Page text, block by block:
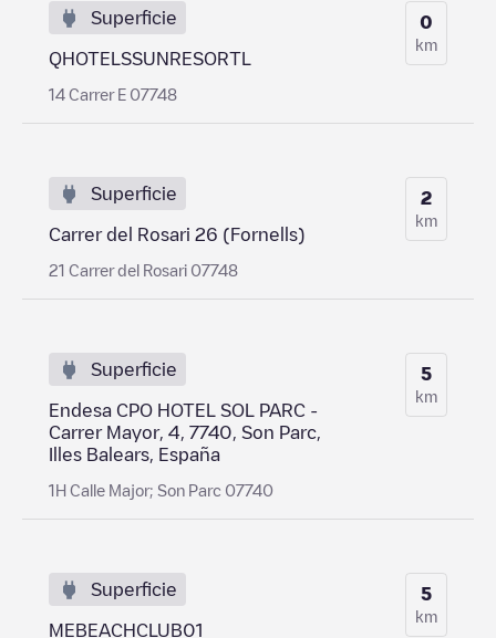
Superficie
QHOTELSSUNRESORTL
14 Carrer E 07748
0
km
Superficie
Carrer del Rosari 26 (Fornells)
21 Carrer del Rosari 07748
2
km
Superficie
Endesa CPO HOTEL SOL PARC -
Carrer Mayor, 4, 7740, Son Parc,
Illes Balears, España
1H Calle Major; Son Parc 07740
5
km
Superficie
MEBEACHCLUB01
5
km